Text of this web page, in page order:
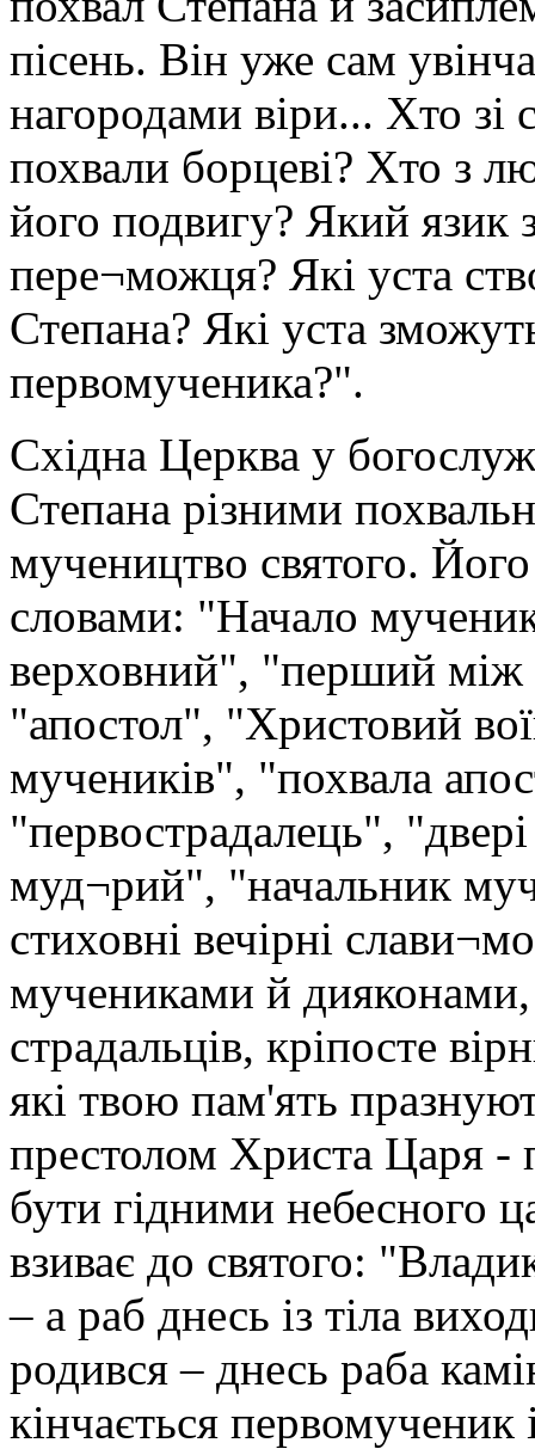
пісень. Він уже сам
нагородами віри... Хто зі
похвали борцеві? Хто з
його подвигу? Який язик
пере¬можця? Які уста
Степана? Які уста
первомученика?".
Східна Церква у
Степана різними
мучеництво святого.
словами: "Начало
верховний", "перший
"апостол", "Христовий
мучеників", "похвала
"первострадалець",
муд¬рий", "начальник
стиховні вечірні
мучениками й дияконами,
страдальців, кріпосте
які твою пам'ять
престолом Христа Царя -
бути гідними небесного
взиває до святого:
– а раб днесь із тіла
родився – днесь раба
кінчається